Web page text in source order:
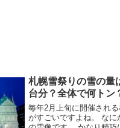
札幌雪祭りの雪の量
台分？全体で何トン
毎年2月上旬に開催され
がすごいですよね。 なに